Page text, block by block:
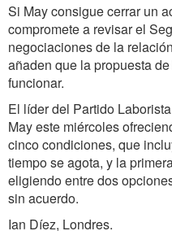
Si May consigue cerrar un
compromete a revisar el
negociaciones de la
añaden que la propuesta
funcionar.
El líder del Partido
May este miércoles
cinco condiciones, que
tiempo se agota, y la
eligiendo entre dos
sin acuerdo.
Ian Díez, Londres.